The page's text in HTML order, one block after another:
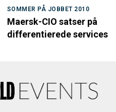
SOMMER PÅ JOBBET 2010
Maersk-CIO satser på
differentierede services